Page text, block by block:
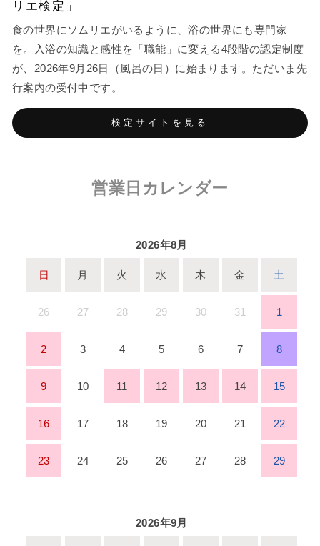
リエ検定」
食の世界にソムリエがいるように、浴の世界にも専門家
を。入浴の知識と感性を「職能」に変える4段階の認定制度
が、2026年9月26日（風呂の日）に始まります。ただいま先
行案内の受付中です。
検定サイトを見る
営業日カレンダー
2026年8月
日 月 火 水 木 金 土
26 27 28 29 30 31 1
2 3 4 5 6 7 8
9 10 11 12 13 14 15
16 17 18 19 20 21 22
23 24 25 26 27 28 29
2026年9月